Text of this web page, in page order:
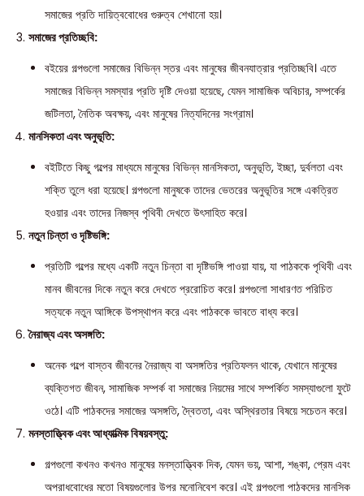
সমাজের প্রতি দায়িত্ববোধের গুরুত্ব শেখানো হয়।
সমাজের প্রতিচ্ছবি:
বইয়ের গল্পগুলো সমাজের বিভিন্ন স্তর এবং মানুষের জীবনযাত্রার প্রতিচ্ছবি। এতে
সমাজের বিভিন্ন সমস্যার প্রতি দৃষ্টি দেওয়া হয়েছে, যেমন সামাজিক অবিচার, সম্পর্কের
জটিলতা, নৈতিক অবক্ষয়, এবং মানুষের নিত্যদিনের সংগ্রাম।
মানসিকতা এবং অনুভূতি:
বইটিতে কিছু গল্পের মাধ্যমে মানুষের বিভিন্ন মানসিকতা, অনুভূতি, ইচ্ছা, দুর্বলতা এবং
শক্তি তুলে ধরা হয়েছে। গল্পগুলো মানুষকে তাদের ভেতরের অনুভূতির সঙ্গে একত্রিত
হওয়ার এবং তাদের নিজস্ব পৃথিবী দেখতে উৎসাহিত করে।
নতুন চিন্তা ও দৃষ্টিভঙ্গি:
প্রতিটি গল্পের মধ্যে একটি নতুন চিন্তা বা দৃষ্টিভঙ্গি পাওয়া যায়, যা পাঠককে পৃথিবী এবং
মানব জীবনের দিকে নতুন করে দেখতে প্ররোচিত করে। গল্পগুলো সাধারণত পরিচিত
সত্যকে নতুন আঙ্গিকে উপস্থাপন করে এবং পাঠককে ভাবতে বাধ্য করে।
নৈরাজ্য এবং অসঙ্গতি:
অনেক গল্পে বাস্তব জীবনের নৈরাজ্য বা অসঙ্গতির প্রতিফলন থাকে, যেখানে মানুষের
ব্যক্তিগত জীবন, সামাজিক সম্পর্ক বা সমাজের নিয়মের সাথে সম্পর্কিত সমস্যাগুলো ফুটে
ওঠে। এটি পাঠকদের সমাজের অসঙ্গতি, দ্বৈততা, এবং অস্থিরতার বিষয়ে সচেতন করে।
মনস্তাত্ত্বিক এবং আধ্যাত্মিক বিষয়বস্তু:
গল্পগুলো কখনও কখনও মানুষের মনস্তাত্ত্বিক দিক, যেমন ভয়, আশা, শঙ্কা, প্রেম এবং
অপরাধবোধের মতো বিষয়গুলোর উপর মনোনিবেশ করে। এই গল্পগুলো পাঠকদের মানসিক